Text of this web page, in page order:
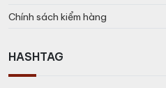
Chính sách kiểm hàng
HASHTAG